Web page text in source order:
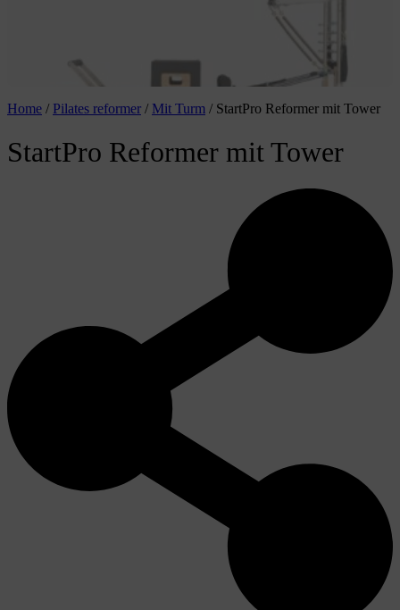
Home / Pilates reformer / Mit Turm / StartPro Reformer mit Tower
StartPro Reformer mit Tower